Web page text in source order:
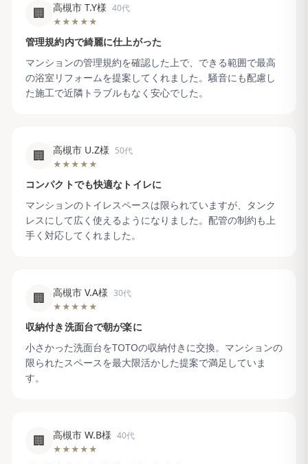
🏢 高槻市 T.Y様 40代
★★★★★
管理規約内で綺麗に仕上がった
マンションの管理規約を確認した上で、できる範囲で最高
の浴室リフォームを提案してくれました。騒音にも配慮し
た施工で近隣トラブルもなく安心でした。
🏢 高槻市 U.Z様 50代
★★★★★
コンパクトでも快適なトイレに
マンションのトイレスペースは限られていますが、タンク
レスにして広く使えるようになりました。配管の制約も上
手く対応してくれました。
🏢 高槻市 V.A様 30代
★★★★★
収納付き洗面台で朝が楽に
小さかった洗面台をTOTOの収納付きに交換。マンションの
限られたスペースを最大限活かした提案で満足していま
す。
🏢 高槻市 W.B様 40代
★★★★★